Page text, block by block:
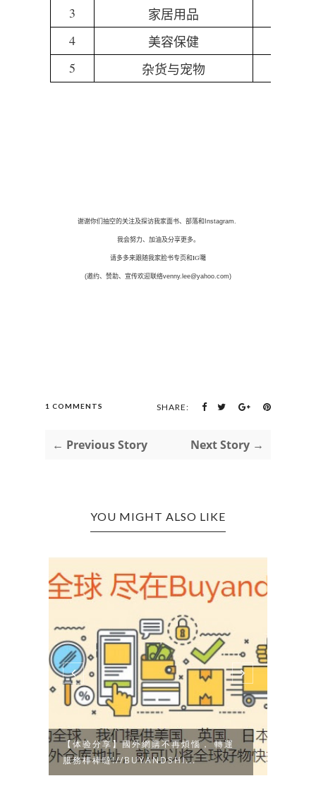
3 家居用品
4 美容保健
5 杂货与宠物
谢谢你们抽空的关注及探访我家面书、部落和 Instagram.
我会努力、加油及分享更多。
请多多来跟随我家脸书专页和IG囖
(邀约、赞助、宣传欢迎联络venny.lee@yahoo.com)
1 COMMENTS SHARE:
← Previous Story Next Story →
YOU MIGHT ALSO LIKE
【体验分享】國外網購不再煩惱， 轉運
服務棒棒噠!//BUYANDSHI...